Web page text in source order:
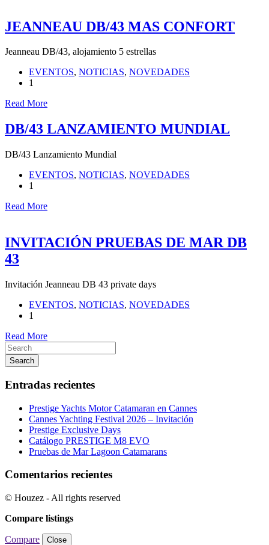
JEANNEAU DB/43 MAS CONFORT
Jeanneau DB/43, alojamiento 5 estrellas
EVENTOS, NOTICIAS, NOVEDADES
1
Read More
DB/43 LANZAMIENTO MUNDIAL
DB/43 Lanzamiento Mundial
EVENTOS, NOTICIAS, NOVEDADES
1
Read More
INVITACIÓN PRUEBAS DE MAR DB
43
Invitación Jeanneau DB 43 private days
EVENTOS, NOTICIAS, NOVEDADES
1
Read More
Search
Entradas recientes
Prestige Yachts Motor Catamaran en Cannes
Cannes Yachting Festival 2026 – Invitación
Prestige Exclusive Days
Catálogo PRESTIGE M8 EVO
Pruebas de Mar Lagoon Catamarans
Comentarios recientes
© Houzez - All rights reserved
Compare listings
Compare Close